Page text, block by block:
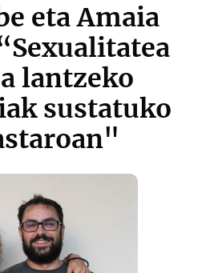
eta Amaia
lantzeko
sustatuko